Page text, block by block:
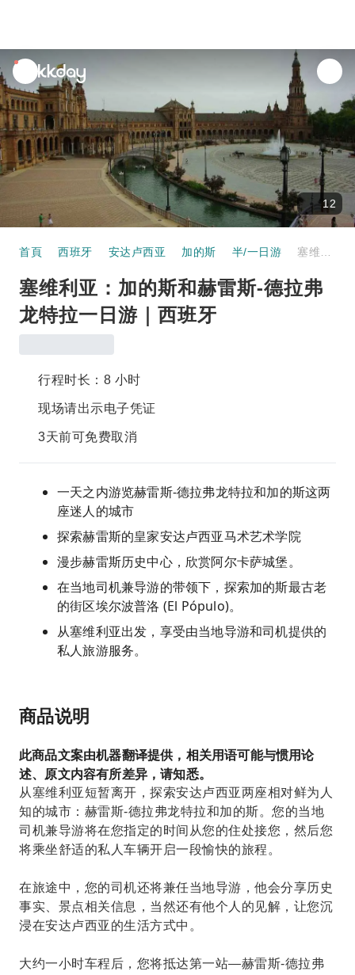
unread
notifications
12
首頁 西班牙 安达卢西亚 加的斯 半/一日游
塞维利亚：加的斯和赫雷斯-德拉弗
龙特拉一日游｜西班牙
行程时长：8 小时
现场请出示电子凭证
3天前可免费取消
一天之内游览赫雷斯-德拉弗龙特拉和加的斯这两
座迷人的城市
探索赫雷斯的皇家安达卢西亚马术艺术学院
漫步赫雷斯历史中心，欣赏阿尔卡萨城堡。
在当地司机兼导游的带领下，探索加的斯最古老
的街区埃尔波普洛 (El Pópulo)。
从塞维利亚出发，享受由当地导游和司机提供的
私人旅游服务。
商品说明
此商品文案由机器翻译提供，相关用语可能与惯用论
述、原文内容有所差异，请知悉。
从塞维利亚短暂离开，探索安达卢西亚两座相对鲜为人
知的城市：赫雷斯-德拉弗龙特拉和加的斯。您的当地
司机兼导游将在您指定的时间从您的住处接您，然后您
将乘坐舒适的私人车辆开启一段愉快的旅程。
在旅途中，您的司机还将兼任当地导游，他会分享历史
事实、景点相关信息，当然还有他个人的见解，让您沉
浸在安达卢西亚的生活方式中。
大约一小时车程后，您将抵达第一站—赫雷斯-德拉弗